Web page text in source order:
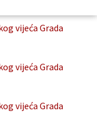
vijeća Grada
vijeća Grada
vijeća Grada